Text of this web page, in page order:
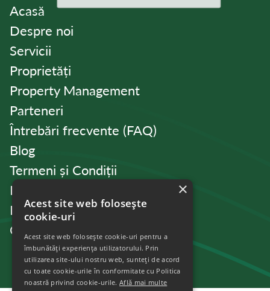
Acasă
Despre noi
Servicii
Proprietăți
Property Management
Parteneri
Întrebări frecvente (FAQ)
Blog
Termeni și Condiții
Politica de Confidențialitate
Politica de cookies
Contact
×
Acest site web folosește
cookie-uri
Acest site web folosește cookie-uri pentru a
îmbunătăți experiența utilizatorului. Prin
utilizarea site-ului nostru web, sunteți de acord
cu toate cookie-urile în conformitate cu Politica
noastră privind cookie-urile.Află mai multe